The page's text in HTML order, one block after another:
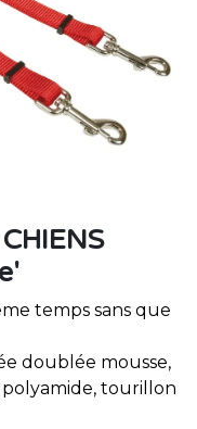
temps sans que
doublée mousse,
tourillon